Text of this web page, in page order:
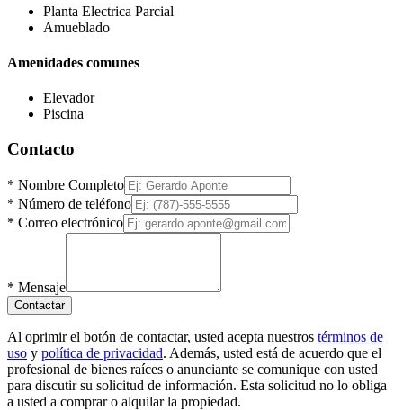
Planta Electrica Parcial
Amueblado
Amenidades comunes
Elevador
Piscina
Contacto
* Nombre Completo
* Número de teléfono
* Correo electrónico
* Mensaje
Contactar
Al oprimir el botón de contactar, usted acepta nuestros términos de
uso y política de privacidad. Además, usted está de acuerdo que el
profesional de bienes raíces o anunciante se comunique con usted
para discutir su solicitud de información. Esta solicitud no lo obliga
a usted a comprar o alquilar la propiedad.